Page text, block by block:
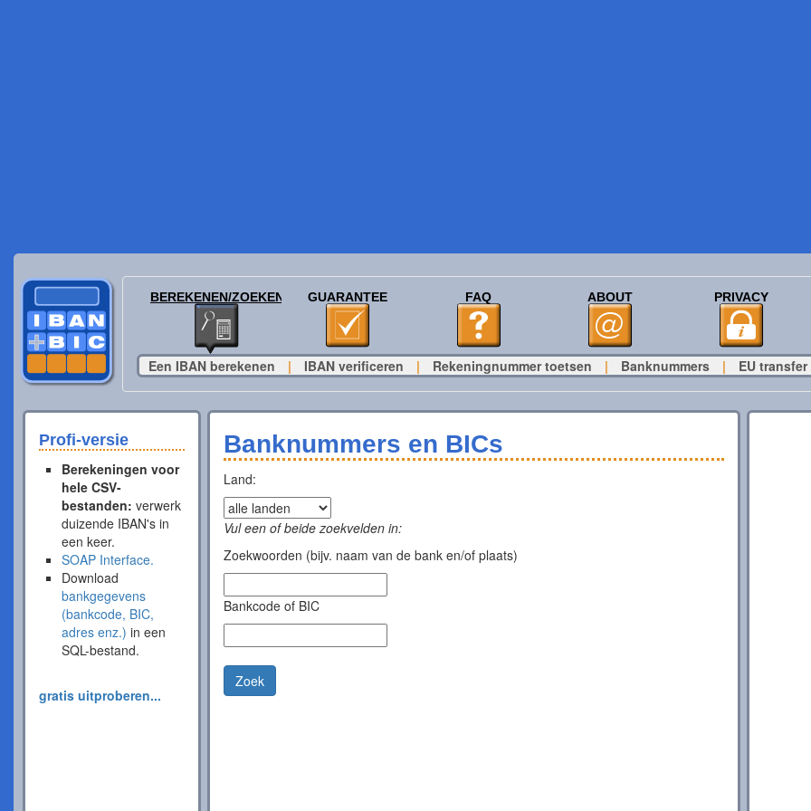
BEREKENEN/ZOEKEN GUARANTEE FAQ ABOUT PRIVACY
Een IBAN berekenen | IBAN verificeren | Rekeningnummer toetsen | Banknummers | EU transfer
Profi-versie
Berekeningen voor
hele CSV-
bestanden: verwerk
duizende IBAN's in
een keer.
SOAP Interface.
Download
bankgegevens
(bankcode, BIC,
adres enz.) in een
SQL-bestand.
gratis uitproberen...
Banknummers en BICs
Land:
Vul een of beide zoekvelden in:
Zoekwoorden (bijv. naam van de bank en/of plaats)
Bankcode of BIC
Zoek